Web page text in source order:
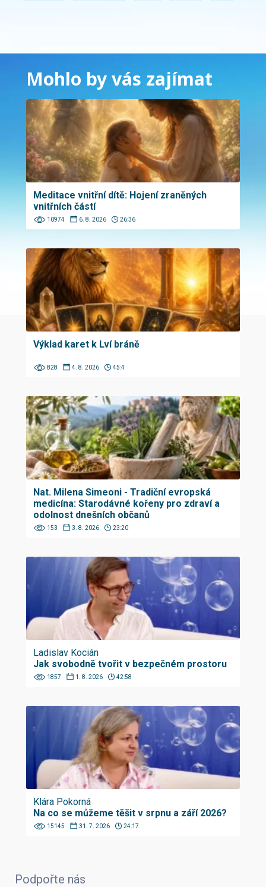
Mohlo by vás zajímat
Meditace vnitřní dítě: Hojení zraněných
vnitřních částí
10974 6. 8. 2026 26:36
Výklad karet k Lví bráně
828 4. 8. 2026 45:4
Nat. Milena Simeoni - Tradiční evropská
medicína: Starodávné kořeny pro zdraví a
odolnost dnešních občanů
153 3. 8. 2026 23:20
Ladislav Kocián
Jak svobodně tvořit v bezpečném prostoru
1857 1. 8. 2026 42:58
Klára Pokorná
Na co se můžeme těšit v srpnu a září 2026?
15145 31. 7. 2026 24:17
Podpořte nás